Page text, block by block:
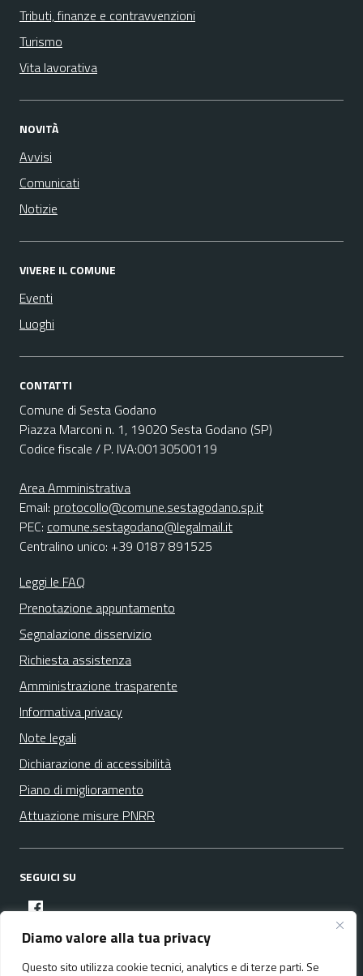
Diamo valore alla tua privacy
Questo sito utilizza cookie tecnici, analytics e di terze parti. Se
Tributi, finanze e contravvenzioni
Turismo
Vita lavorativa
NOVITÀ
Avvisi
Comunicati
Notizie
VIVERE IL COMUNE
Eventi
Luoghi
CONTATTI
Comune di Sesta Godano
Piazza Marconi n. 1, 19020 Sesta Godano (SP)
Codice fiscale / P. IVA:00130500119
Area Amministrativa
Email: protocollo@comune.sestagodano.sp.it
PEC: comune.sestagodano@legalmail.it
Centralino unico: +39 0187 891525
Leggi le FAQ
Prenotazione appuntamento
Segnalazione disservizio
Richiesta assistenza
Amministrazione trasparente
Informativa privacy
Note legali
Dichiarazione di accessibilità
Piano di miglioramento
Attuazione misure PNRR
SEGUICI SU
facebook